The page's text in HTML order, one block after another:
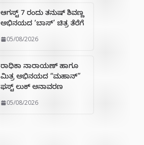
ಆಗಸ್ಟ್ 7 ರಂದು ತನುಷ್ ಶಿವಣ್ಣ
ಅಭಿನಯದ ‘ಬಾಸ್’ ಚಿತ್ರ ತೆರೆಗೆ
05/08/2026
ರಾಧಿಕಾ ನಾರಾಯಣ್ ಹಾಗೂ
ಮಿತ್ರ ಅಭಿನಯದ “ಮಹಾನ್”
ಫಸ್ಟ್ ಲುಕ್ ಅನಾವರಣ
05/08/2026